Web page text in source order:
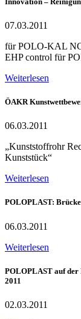
07.03.2011
für POLO-KAL
EHP control für
Weiterlesen
ÖAKR
06.03.2011
„Kunststoffrohr
Kunststück“
Weiterlesen
POLOPLAST:
06.03.2011
Weiterlesen
POLOPLAST auf der
2011
02.03.2011